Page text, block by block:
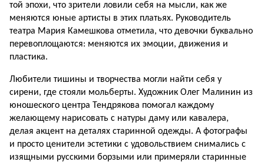
той эпохи, что зрители ловили себя на мысли, как же
меняются юные артисты в этих платьях. Руководитель
театра Мария Камешкова отметила, что девочки буквально
перевоплощаются: меняются их эмоции, движения и
пластика.
Любители тишины и творчества могли найти себя у
сирени, где стояли мольберты. Художник Олег Малинин из
юношеского центра Тендрякова помогал каждому
желающему нарисовать с натуры даму или кавалера,
делая акцент на деталях старинной одежды. А фотографы
и просто ценители эстетики с удовольствием снимались с
изящными русскими борзыми или примеряли старинные